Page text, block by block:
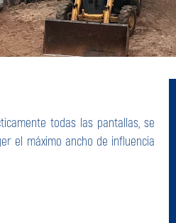
todas las pantallas, se
el máximo ancho de influencia